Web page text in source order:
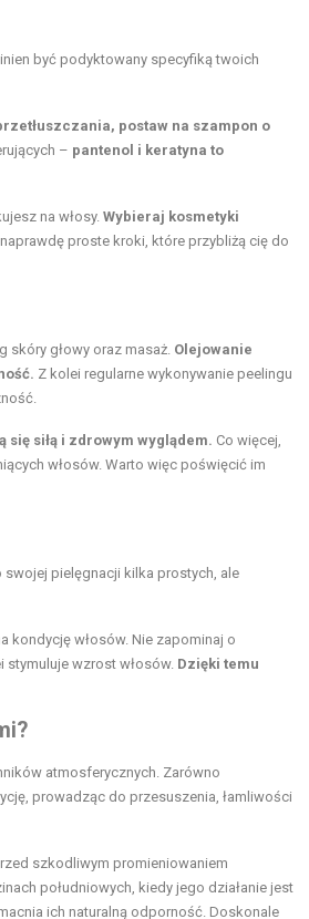
być podyktowany specyfiką twoich
postaw na szampon o
– pantenol i keratyna to
na włosy. Wybieraj kosmetyki
proste kroki, które przybliżą cię do
skóry głowy oraz masaż. Olejowanie
Z kolei regularne wykonywanie peelingu
siłą i zdrowym wyglądem. Co więcej,
włosów. Warto więc poświęcić im
swojej pielęgnacji kilka prostych, ale
kondycję włosów. Nie zapominaj o
stymuluje wzrost włosów. Dzięki temu
atmosferycznych. Zarówno
prowadząc do przesuszenia, łamliwości
szkodliwym promieniowaniem
południowych, kiedy jego działanie jest
ich naturalną odporność. Doskonale